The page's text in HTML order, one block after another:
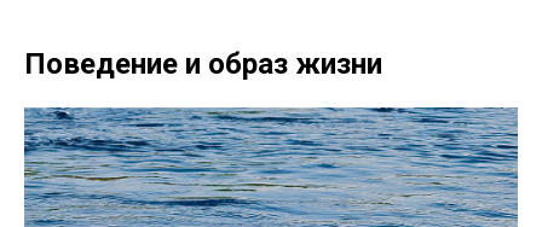
Поведение и образ жизни